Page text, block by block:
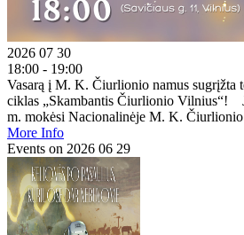
2026 07 30
18:00 - 19:00
Vasarą į M. K. Čiurlionio namus sugrįžta
ciklas „Skambantis Čiurlionio Vilnius“!
m. mokėsi Nacionalinėje M. K.
More Info
Events on 2026 06 29